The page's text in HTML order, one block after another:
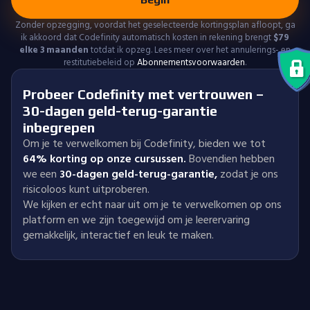
Zonder opzegging, voordat het geselecteerde kortingsplan afloopt, ga
ik akkoord dat Codefinity automatisch kosten in rekening brengt$79
elke 3 maandentotdat ik opzeg. Lees meer over het annulerings- en
restitutiebeleid opAbonnementsvoorwaarden.
Probeer Codefinity met vertrouwen –
30-dagen geld-terug-garantie
inbegrepen
Om je te verwelkomen bij Codefinity, bieden we tot
64% korting op onze cursussen.Bovendien hebben
we een 30-dagen geld-terug-garantie,zodat je ons
risicoloos kunt uitproberen.
We kijken er echt naar uit om je te verwelkomen op ons
platform en we zijn toegewijd om je leerervaring
gemakkelijk, interactief en leuk te maken.